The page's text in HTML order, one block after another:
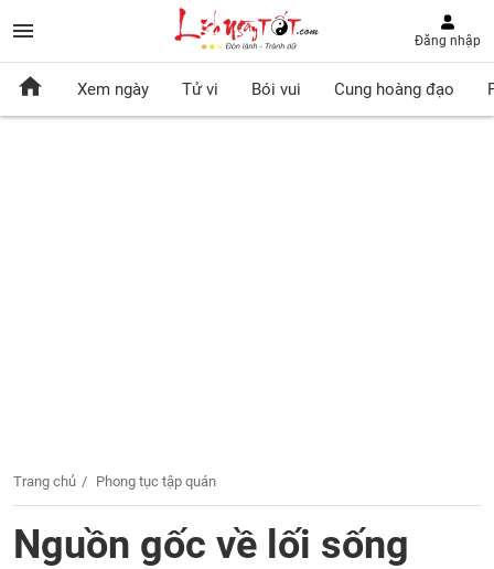
Đăng nhập
Xem ngày Tử vi Bói vui Cung hoàng đạo
Trang chủ Phong tục tập quán
Nguồn gốc về lối sống